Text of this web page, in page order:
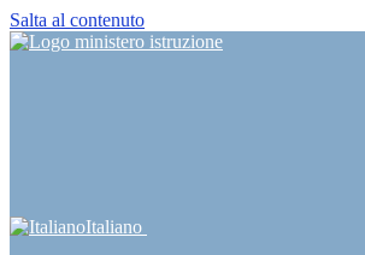
Salta al contenuto
Italiano